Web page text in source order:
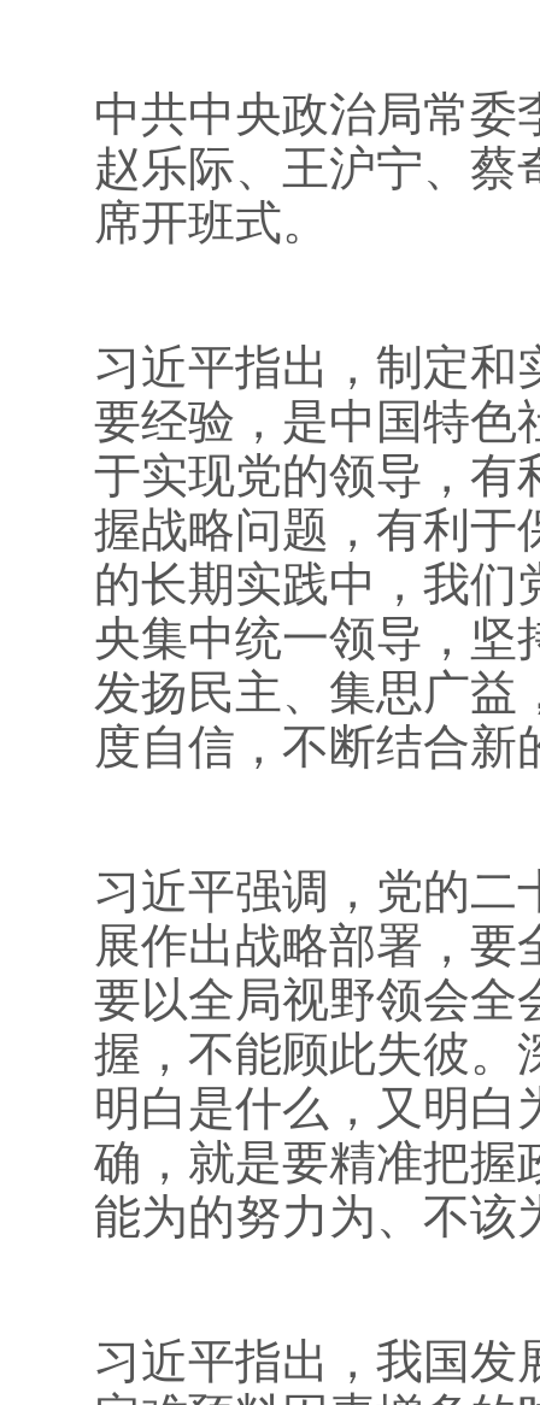
中共中央政治局常
赵乐际、王沪宁、
席开班式。
习近平指出，制定
要经验，是中国特色
于实现党的领导，有
握战略问题，有利于
的长期实践中，我
央集中统一领导，
发扬民主、集思广
度自信，不断结合
习近平强调，党的二
展作出战略部署，
要以全局视野领会全
握，不能顾此失彼。
明白是什么，又明
确，就是要精准把握
能为的努力为、不该
习近平指出，我国